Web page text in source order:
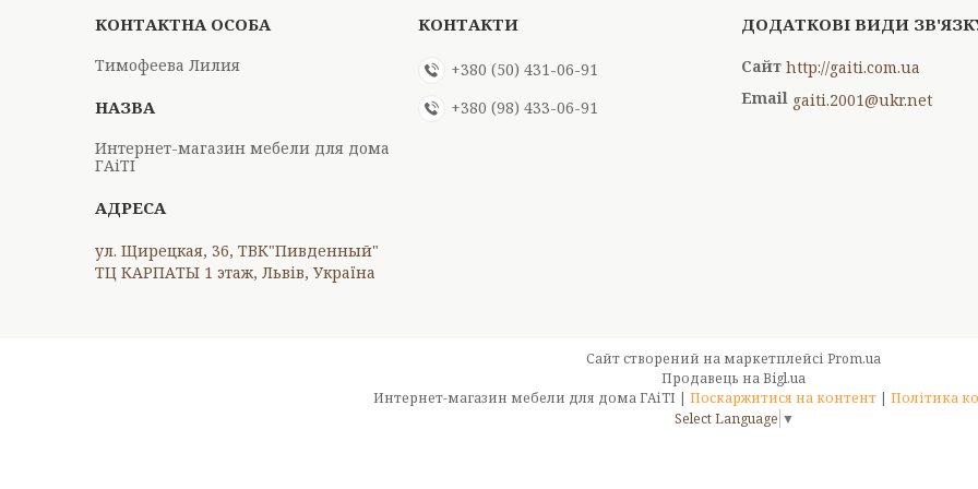
Тимофеева Лилия
Интернет-магазин мебели для дома
ГАіТІ
ул. Щирецкая, 36, ТВК"Пивденный"
ТЦ КАРПАТЫ 1 этаж, Львів, Україна
+380 (50) 431-06-91
+380 (98) 433-06-91
http://gaiti.com.ua
gaiti.2001@ukr.net
Сайт створений на маркетплейсі Prom.ua
Продавець на Bigl.ua
Интернет-магазин мебели для дома ГАіТІ | Поскаржитися на контент | Політика
Select Language ▼